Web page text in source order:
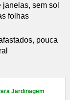
janelas, sem sol
folhas
pouca
Jardinagem